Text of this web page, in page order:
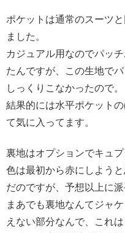
ポケットは通常のスーツ
ました。
カジュアル用なのでパッ
たんですが、この生地で
しっくりこなかったので。
結果的には水平ポケット
て気に入ってます。
裏地はオプションでキュ
色は最初から赤にしよう
だのですが、予想以上に
まあでも裏地なんてジャ
えない部分なんで、これ